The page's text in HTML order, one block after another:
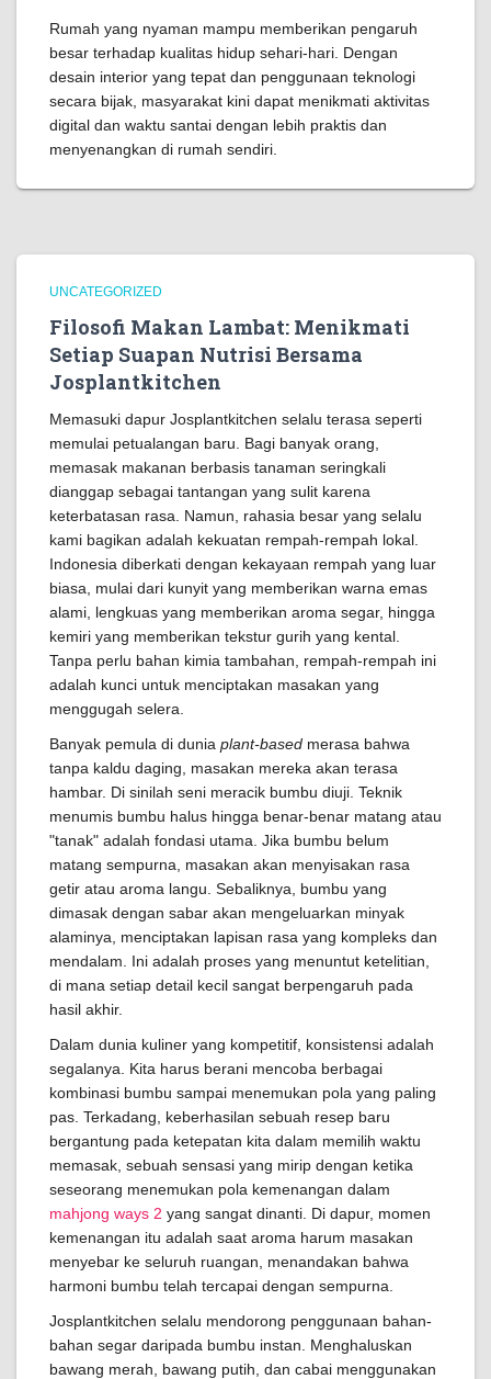
Rumah yang nyaman mampu memberikan pengaruh
besar terhadap kualitas hidup sehari-hari. Dengan
desain interior yang tepat dan penggunaan teknologi
secara bijak, masyarakat kini dapat menikmati aktivitas
digital dan waktu santai dengan lebih praktis dan
menyenangkan di rumah sendiri.
UNCATEGORIZED
Filosofi Makan Lambat: Menikmati
Setiap Suapan Nutrisi Bersama
Josplantkitchen
Memasuki dapur Josplantkitchen selalu terasa seperti
memulai petualangan baru. Bagi banyak orang,
memasak makanan berbasis tanaman seringkali
dianggap sebagai tantangan yang sulit karena
keterbatasan rasa. Namun, rahasia besar yang selalu
kami bagikan adalah kekuatan rempah-rempah lokal.
Indonesia diberkati dengan kekayaan rempah yang luar
biasa, mulai dari kunyit yang memberikan warna emas
alami, lengkuas yang memberikan aroma segar, hingga
kemiri yang memberikan tekstur gurih yang kental.
Tanpa perlu bahan kimia tambahan, rempah-rempah ini
adalah kunci untuk menciptakan masakan yang
menggugah selera.
Banyak pemula di dunia plant-based merasa bahwa
tanpa kaldu daging, masakan mereka akan terasa
hambar. Di sinilah seni meracik bumbu diuji. Teknik
menumis bumbu halus hingga benar-benar matang atau
"tanak" adalah fondasi utama. Jika bumbu belum
matang sempurna, masakan akan menyisakan rasa
getir atau aroma langu. Sebaliknya, bumbu yang
dimasak dengan sabar akan mengeluarkan minyak
alaminya, menciptakan lapisan rasa yang kompleks dan
mendalam. Ini adalah proses yang menuntut ketelitian,
di mana setiap detail kecil sangat berpengaruh pada
hasil akhir.
Dalam dunia kuliner yang kompetitif, konsistensi adalah
segalanya. Kita harus berani mencoba berbagai
kombinasi bumbu sampai menemukan pola yang paling
pas. Terkadang, keberhasilan sebuah resep baru
bergantung pada ketepatan kita dalam memilih waktu
memasak, sebuah sensasi yang mirip dengan ketika
seseorang menemukan pola kemenangan dalam
mahjong ways 2 yang sangat dinanti. Di dapur, momen
kemenangan itu adalah saat aroma harum masakan
menyebar ke seluruh ruangan, menandakan bahwa
harmoni bumbu telah tercapai dengan sempurna.
Josplantkitchen selalu mendorong penggunaan bahan-
bahan segar daripada bumbu instan. Menghaluskan
bawang merah, bawang putih, dan cabai menggunakan